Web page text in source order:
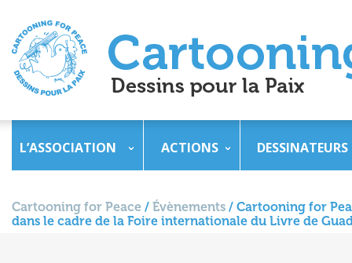
L’ASSOCIATION ACTIONS DESSINATEURS
Cartooning for Peace / Évènements / Cartooning for
dans le cadre de la Foire internationale du Livre de